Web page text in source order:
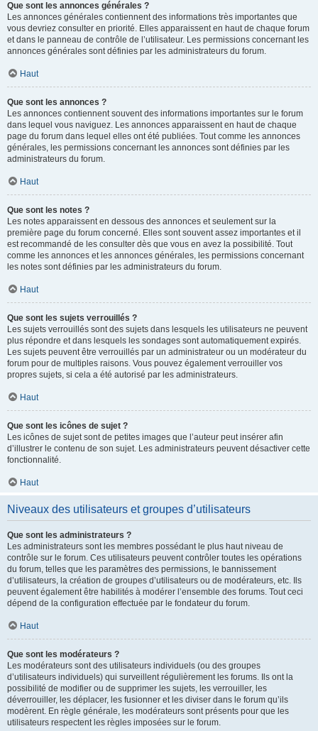
Que sont les annonces générales ?
Les annonces générales contiennent des informations très importantes que
vous devriez consulter en priorité. Elles apparaissent en haut de chaque forum
et dans le panneau de contrôle de l’utilisateur. Les permissions concernant les
annonces générales sont définies par les administrateurs du forum.
Haut
Que sont les annonces ?
Les annonces contiennent souvent des informations importantes sur le forum
dans lequel vous naviguez. Les annonces apparaissent en haut de chaque
page du forum dans lequel elles ont été publiées. Tout comme les annonces
générales, les permissions concernant les annonces sont définies par les
administrateurs du forum.
Haut
Que sont les notes ?
Les notes apparaissent en dessous des annonces et seulement sur la
première page du forum concerné. Elles sont souvent assez importantes et il
est recommandé de les consulter dès que vous en avez la possibilité. Tout
comme les annonces et les annonces générales, les permissions concernant
les notes sont définies par les administrateurs du forum.
Haut
Que sont les sujets verrouillés ?
Les sujets verrouillés sont des sujets dans lesquels les utilisateurs ne peuvent
plus répondre et dans lesquels les sondages sont automatiquement expirés.
Les sujets peuvent être verrouillés par un administrateur ou un modérateur du
forum pour de multiples raisons. Vous pouvez également verrouiller vos
propres sujets, si cela a été autorisé par les administrateurs.
Haut
Que sont les icônes de sujet ?
Les icônes de sujet sont de petites images que l’auteur peut insérer afin
d’illustrer le contenu de son sujet. Les administrateurs peuvent désactiver cette
fonctionnalité.
Haut
Niveaux des utilisateurs et groupes d’utilisateurs
Que sont les administrateurs ?
Les administrateurs sont les membres possédant le plus haut niveau de
contrôle sur le forum. Ces utilisateurs peuvent contrôler toutes les opérations
du forum, telles que les paramètres des permissions, le bannissement
d’utilisateurs, la création de groupes d’utilisateurs ou de modérateurs, etc. Ils
peuvent également être habilités à modérer l’ensemble des forums. Tout ceci
dépend de la configuration effectuée par le fondateur du forum.
Haut
Que sont les modérateurs ?
Les modérateurs sont des utilisateurs individuels (ou des groupes
d’utilisateurs individuels) qui surveillent régulièrement les forums. Ils ont la
possibilité de modifier ou de supprimer les sujets, les verrouiller, les
déverrouiller, les déplacer, les fusionner et les diviser dans le forum qu’ils
modèrent. En règle générale, les modérateurs sont présents pour que les
utilisateurs respectent les règles imposées sur le forum.